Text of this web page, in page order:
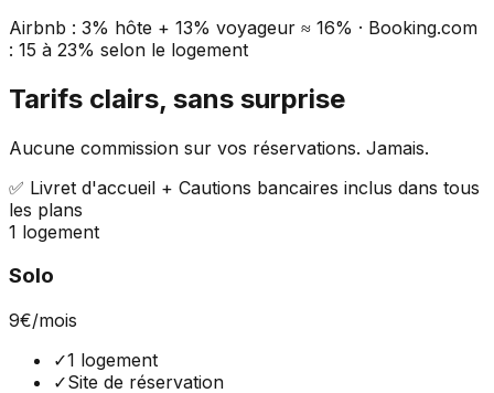
Airbnb : 3% hôte + 13% voyageur ≈ 16% · Booking.com
: 15 à 23% selon le logement
Tarifs clairs, sans surprise
Aucune commission sur vos réservations. Jamais.
✅ Livret d'accueil + Cautions bancaires inclus dans tous
les plans
1 logement
Solo
9€/mois
✓1 logement
✓Site de réservation